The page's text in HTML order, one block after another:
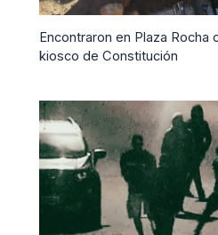
Encontraron en Plaza
kiosco de Constitución